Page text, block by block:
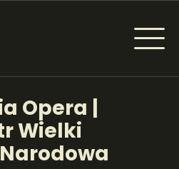
Opera |
Wielki
- NEWSY
od amatora do konesera.